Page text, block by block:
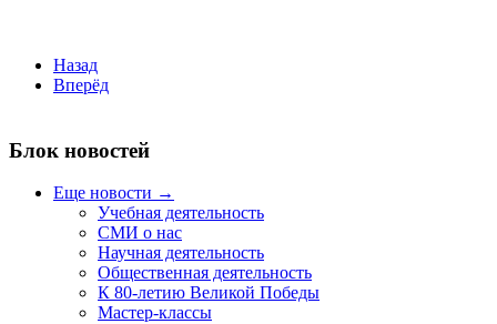
Назад
Вперёд
Блок новостей
Еще новости →
Учебная деятельность
СМИ о нас
Научная деятельность
Общественная деятельность
К 80-летию Великой Победы
Мастер-классы